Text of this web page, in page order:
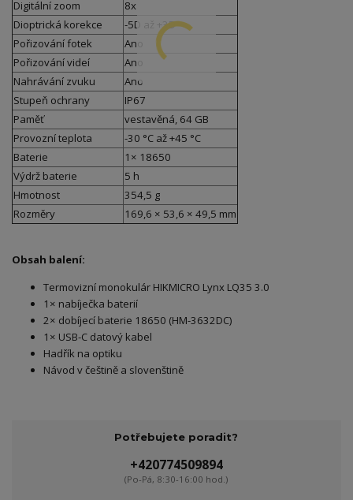
Digitální zoom
8x
Dioptrická korekce
-5D až +3D
Pořizování fotek
Ano
Pořizování videí
Ano
Nahrávání zvuku
Ano
Stupeň ochrany
IP67
Paměť
vestavěná, 64 GB
Provozní teplota
-30 °C až +45 °C
Baterie
1× 18650
Výdrž baterie
5 h
Hmotnost
354,5 g
Rozměry
169,6 × 53,6 × 49,5 mm
Obsah balení:
Termovizní monokulár HIKMICRO Lynx LQ35 3.0
1× nabíječka baterií
2× dobíjecí baterie 18650 (HM-3632DC)
1× USB-C datový kabel
Hadřík na optiku
Návod v češtině a slovenštině
Potřebujete poradit?
+420774509894
(Po-Pá, 8:30-16:00 hod.)